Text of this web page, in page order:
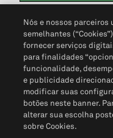
Política de Privacidade
Não Venda Minhas
Nós e nossos
semelhantes
fornecer serviços
para finalidades
funcionalidade,
e publicidade
modificar suas
botões neste banner.
alterar sua escolha
sobre Cookies.